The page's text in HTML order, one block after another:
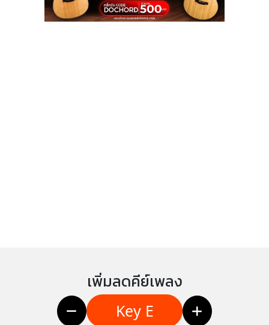
เพิ่มลดคีย์เพลง
Key E